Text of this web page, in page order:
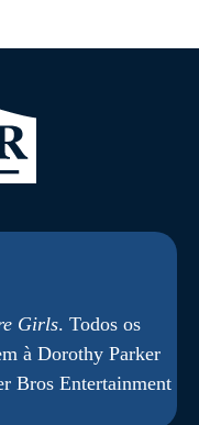
Girls. Todos os
à Dorothy Parker
Bros Entertainment